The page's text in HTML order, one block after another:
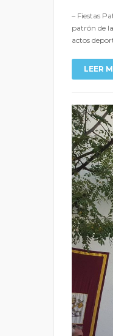
– Fiestas
patrón de
actos
LEER